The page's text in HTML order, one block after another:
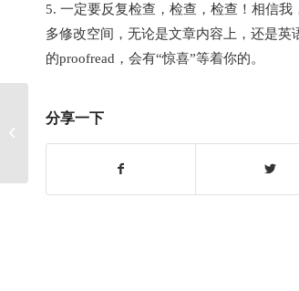
5. 一定要反复检查，检查，检查！相信
多修改空间，无论是文章内容上，还是
的proofread，会有“惊喜”等着你的。
分享一下
四个essay写作技巧 怎么高效的完成你
的essay作业？